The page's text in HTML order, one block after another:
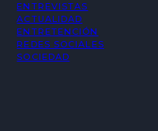
ENTREVISTAS
ACTUALIDAD
ENTRETENCIÓN
REDES SOCIALES
SOCIEDAD